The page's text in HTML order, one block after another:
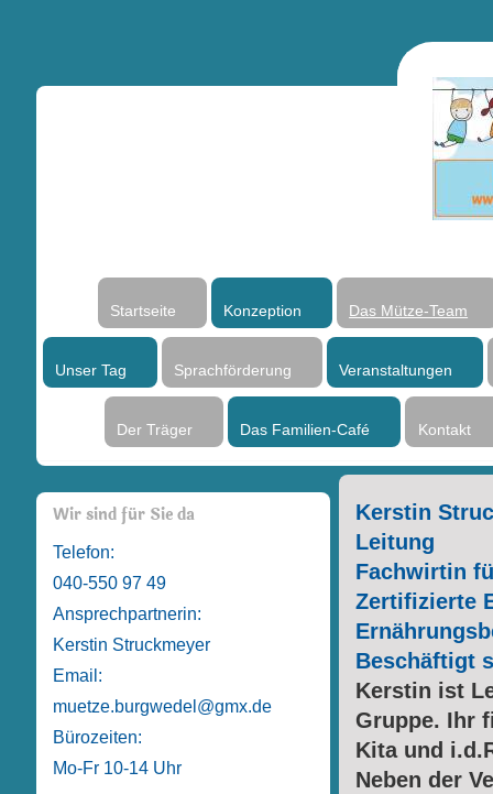
Startseite Konzeption Das Mütze-Team
Unser Tag Sprachförderung Veranstaltungen
Der Träger Das Familien-Café Kontakt
Kerstin
Leitung
Fachwirtin
Zertifizierte
Beschäftigt
Kerstin ist
Gruppe. Ihr
Kita und
Neben der
Wir sind für Sie da
Telefon:
040-550 97 49
Ansprechpartnerin:
Kerstin Struckmeyer
Email:
muetze.burgwedel@gmx.de
Bürozeiten:
Mo-Fr 10-14 Uhr